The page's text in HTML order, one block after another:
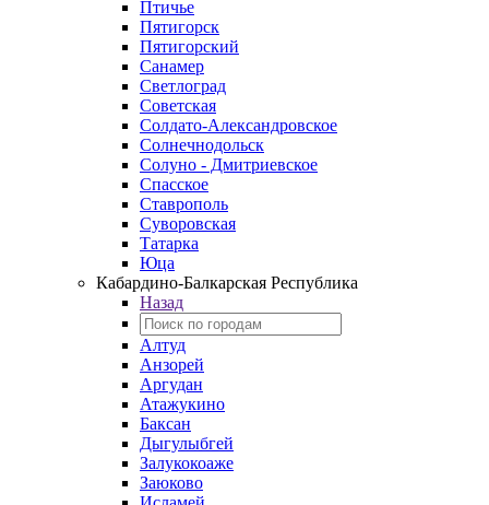
Птичье
Пятигорск
Пятигорский
Санамер
Светлоград
Советская
Солдато-Александровское
Солнечнодольск
Солуно - Дмитриевское
Спасское
Ставрополь
Суворовская
Татарка
Юца
Кабардино‑Балкарская Республика
Назад
Алтуд
Анзорей
Аргудан
Атажукино
Баксан
Дыгулыбгей
Залукокоаже
Заюково